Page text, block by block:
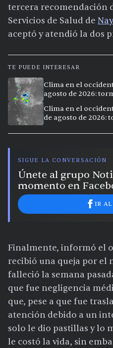
tercera recomendación
Servicios de Salud de
aceptó y atendió la dos
TE PUEDE INTERESAR
Clima en el
agosto de 2026:
Clima en el
de agosto de 2026:
SIGUE LA CONVERSACIÓN
Únete al grupo
momento en
IR
Finalmente, informó el
recibió una queja por el
falleció la semana
que fue negligencia
que, pese a que fue
atención debido a un
solo le dio pastillas y lo
le costó la vida, sin